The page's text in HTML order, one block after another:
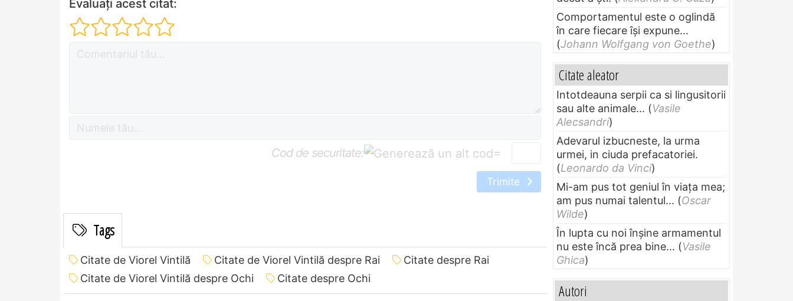
Evaluați acest citat:
Cod de securitate: =
Trimite
Tags
Citate de Viorel Vintilă Citate de Viorel Vintilă despre Rai
Citate despre Rai
Citate de Viorel Vintilă despre Ochi
Citate despre Ochi
Comportamentul este o oglindă
în care fiecare își expune...
(Johann Wolfgang von Goethe)
Citate aleator
Intotdeauna serpii ca si lingusitorii
sau alte animale... (Vasile
Alecsandri)
Adevarul izbucneste, la urma
urmei, in ciuda prefacatoriei.
(Leonardo da Vinci)
Mi-am pus tot geniul în viața mea;
am pus numai talentul... (Oscar
Wilde)
În lupta cu noi înșine armamentul
nu este încă prea bine... (Vasile
Ghica)
Autori